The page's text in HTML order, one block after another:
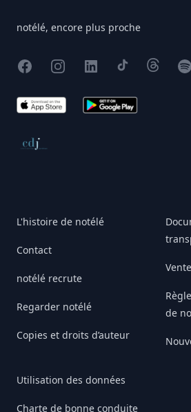
notélé, encore plus proche
FacebookInstagram
X TikTokThreads
App Store Google Play
Conseil de déontologie
L'histoire de notélé
Contact
notélé recrute
Regarder notélé
Copies et droits d’auteur
Utilisation des données
Charte de bonne conduite
de